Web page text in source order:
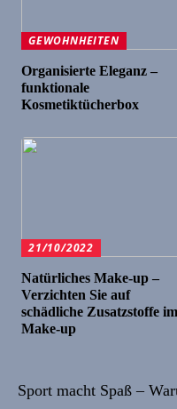
GEWOHNHEITEN
Organisierte Eleganz –
funktionale
Kosmetiktücherbox
21/10/2022
Natürliches Make-up –
Verzichten Sie auf
schädliche Zusatzstoffe im
Make-up
Sport macht Spaß –